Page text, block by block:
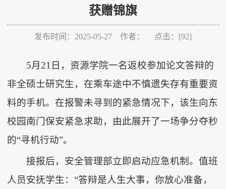
获赠锦旗
发布时间：2025-05-27 作者： 点击：[92]
5月21日，资源学院一名返校参加论文答辩的
非全硕士研究生，在乘车途中不慎遗失存有重要资
料的手机。在报警未寻到的紧急情况下，该生向东
校园南门保安紧急求助，由此展开了一场争分夺秒
的“寻机行动”。
接报后，安全管理部立即启动应急机制。值班
人员安抚学生：“答辩是人生大事，你放心准备，